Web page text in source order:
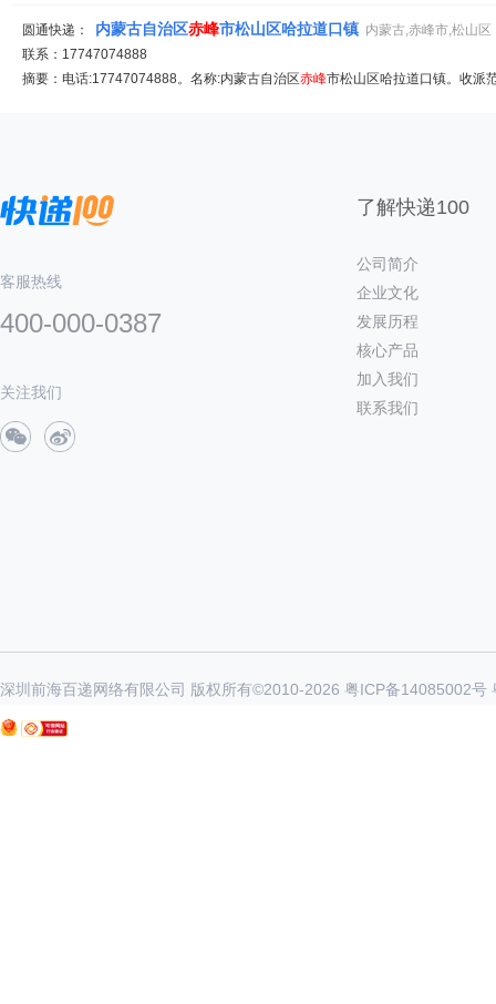
圆通快递： 内蒙古自治区赤峰市松山区哈拉道口镇 内蒙古,赤峰市,松山区
联系：17747074888
摘要：电话:17747074888。名称:内蒙古自治区赤峰市松山区哈拉道口镇。收派
客服热线
400-000-0387
关注我们
了解快递100
公司简介
企业文化
发展历程
核心产品
加入我们
联系我们
深圳前海百递网络有限公司 版权所有©2010-2026 粤ICP备14085002号